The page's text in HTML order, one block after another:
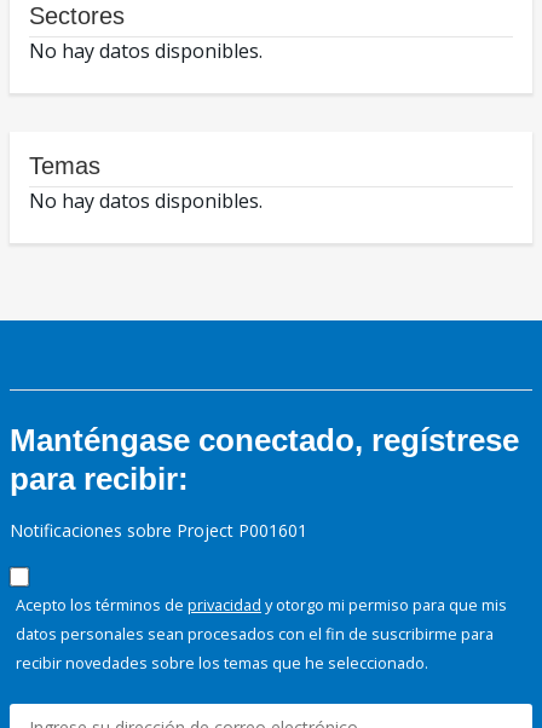
Sectores
No hay datos disponibles.
Temas
No hay datos disponibles.
Manténgase conectado, regístrese
para recibir:
Notificaciones sobre Project P001601
Acepto los términos de privacidad y otorgo mi permiso para que mis
datos personales sean procesados con el fin de suscribirme para
recibir novedades sobre los temas que he seleccionado.